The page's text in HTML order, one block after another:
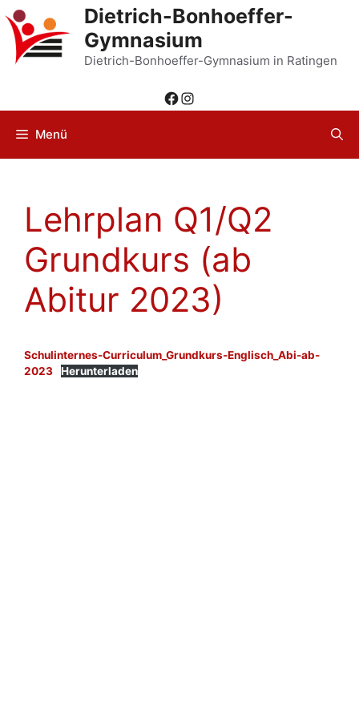
Zum
Inhalt
springen
Dietrich-Bonhoeffer-
Gymnasium
Dietrich-Bonhoeffer-Gymnasium in Ratingen
Facebook
Instagram
Menü
Lehrplan Q1/Q2
Grundkurs (ab
Abitur 2023)
Schulinternes-Curriculum_Grundkurs-Englisch_Abi-ab-
2023
Herunterladen